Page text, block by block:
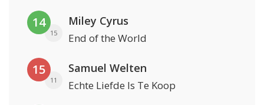
14
15
Miley Cyrus
End of the World
15
11
Samuel Welten
Echte Liefde Is Te Koop